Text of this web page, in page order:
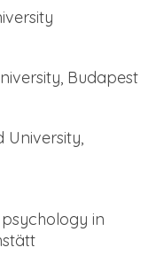
Budapest
University,
in